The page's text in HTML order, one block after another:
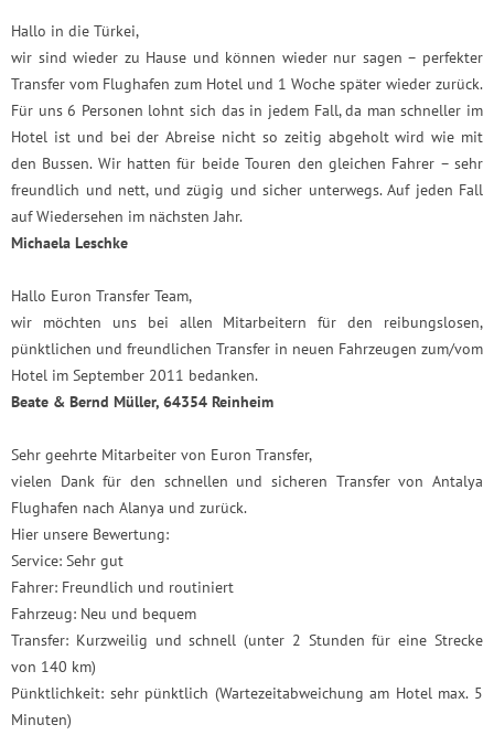
Hallo in die Türkei,
wir sind wieder zu Hause und können wieder nur sagen – perfekter
Transfer vom Flughafen zum Hotel und 1 Woche später wieder zurück.
Für uns 6 Personen lohnt sich das in jedem Fall, da man schneller im
Hotel ist und bei der Abreise nicht so zeitig abgeholt wird wie mit
den Bussen. Wir hatten für beide Touren den gleichen Fahrer – sehr
freundlich und nett, und zügig und sicher unterwegs. Auf jeden Fall
auf Wiedersehen im nächsten Jahr.
Michaela Leschke
Hallo Euron Transfer Team,
wir möchten uns bei allen Mitarbeitern für den reibungslosen,
pünktlichen und freundlichen Transfer in neuen Fahrzeugen zum/vom
Hotel im September 2011 bedanken.
Beate & Bernd Müller, 64354 Reinheim
Sehr geehrte Mitarbeiter von Euron Transfer,
vielen Dank für den schnellen und sicheren Transfer von Antalya
Flughafen nach Alanya und zurück.
Hier unsere Bewertung:
Service: Sehr gut
Fahrer: Freundlich und routiniert
Fahrzeug: Neu und bequem
Transfer: Kurzweilig und schnell (unter 2 Stunden für eine Strecke
von 140 km)
Pünktlichkeit: sehr pünktlich (Wartezeitabweichung am Hotel max. 5
Minuten)